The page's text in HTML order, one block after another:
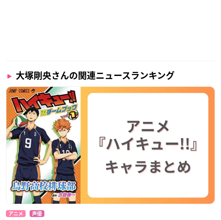
大塚剛央さんの関連ニュースランキング
アニメ 声優